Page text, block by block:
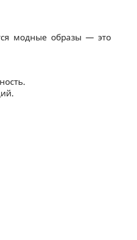
модные образы — это